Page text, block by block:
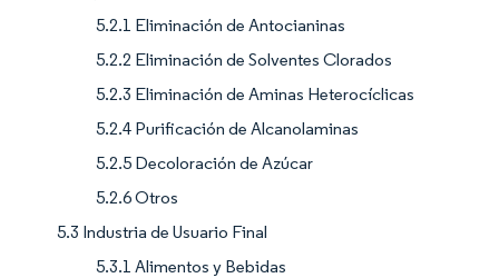
5.2.1 Eliminación de Antocianinas
5.2.2 Eliminación de Solventes Clorados
5.2.3 Eliminación de Aminas Heterocíclicas
5.2.4 Purificación de Alcanolaminas
5.2.5 Decoloración de Azúcar
5.2.6 Otros
5.3 Industria de Usuario Final
5.3.1 Alimentos y Bebidas